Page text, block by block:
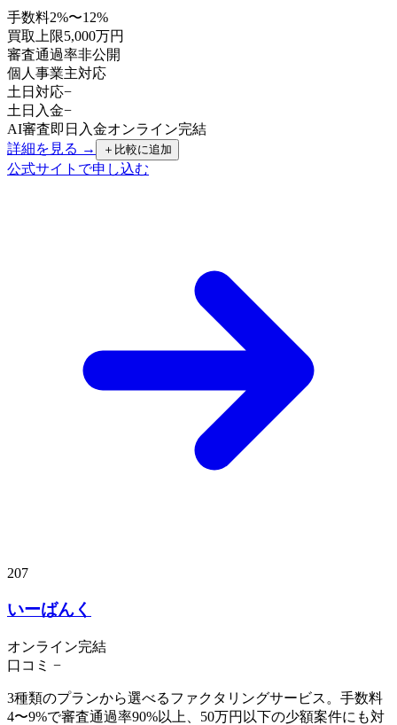
手数料2%〜12%
買取上限5,000万円
審査通過率非公開
個人事業主対応
土日対応−
土日入金−
AI審査即日入金オンライン完結
詳細を見る →
＋ 比較に追加
公式サイトで申し込む
207
いーばんく
オンライン完結
口コミ −
3種類のプランから選べるファクタリングサービス。手数料
4〜9%で審査通過率90%以上、50万円以下の少額案件にも対